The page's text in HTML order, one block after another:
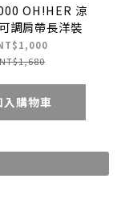
OH!HER 涼
調肩帶長洋裝
NT$1,680
入購物車